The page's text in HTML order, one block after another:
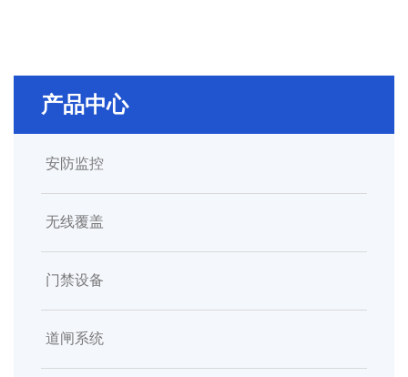
产品中心
安防监控
无线覆盖
门禁设备
道闸系统